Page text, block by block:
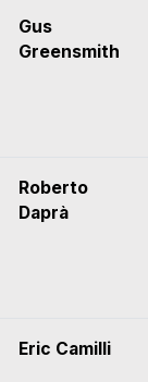
Gus
Greensmith
Roberto
Daprà
Eric Camilli